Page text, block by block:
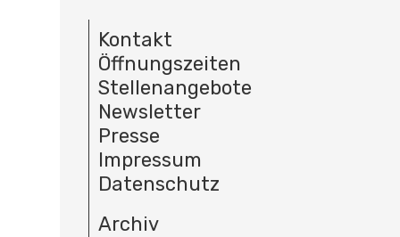
Kontakt
Öffnungszeiten
Stellenangebote
Newsletter
Presse
Impressum
Datenschutz
Archiv